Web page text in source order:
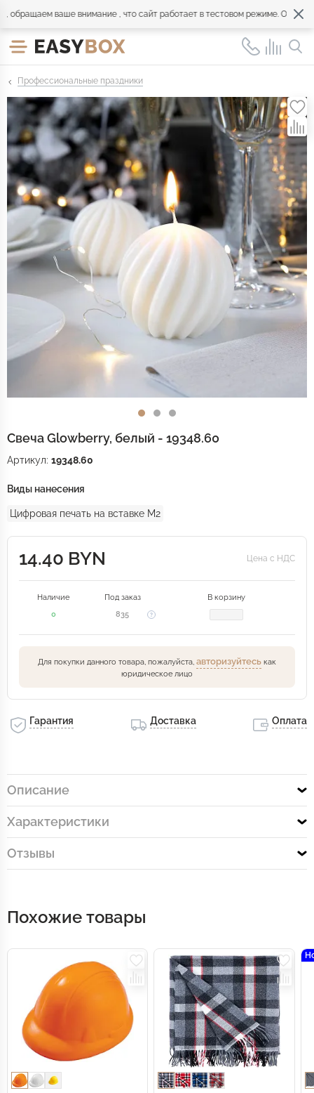
ваше внимание , что сайт работает в тестовом режиме.
Профессиональные праздники
Свеча Glowberry, белый - 19348.60
Артикул: 19348.60
Виды нанесения
Цифровая печать на вставке M2
14.40 BYN Цена с НДС
Наличие Под заказ
В корзину
0
835
Для покупки данного товара, пожалуйста, авторизуйтесь как
юридическое лицо
Гарантия Доставка Оплата
Описание
Характеристики
Отзывы
Похожие товары